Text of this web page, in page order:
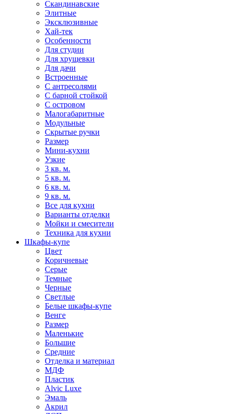
Скандинавские
Элитные
Эксклюзивные
Хай-тек
Особенности
Для студии
Для хрущевки
Для дачи
Встроенные
С антресолями
С барной стойкой
С островом
Малогабаритные
Модульные
Скрытые ручки
Размер
Мини-кухни
Узкие
3 кв. м.
5 кв. м.
6 кв. м.
9 кв. м.
Все для кухни
Варианты отделки
Мойки и смесители
Техника для кухни
Шкафы-купе
Цвет
Коричневые
Серые
Темные
Черные
Светлые
Белые шкафы-купе
Венге
Размер
Маленькие
Большие
Средние
Отделка и материал
МДФ
Пластик
Alvic Luxe
Эмаль
Акрил